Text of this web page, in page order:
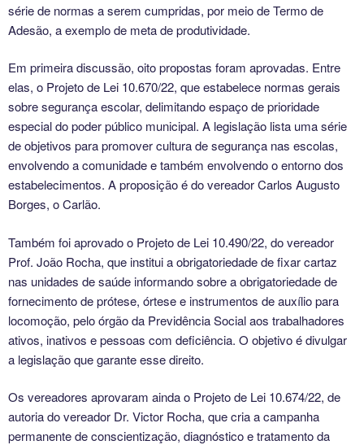
série de normas a serem cumpridas, por meio de Termo de
Adesão, a exemplo de meta de produtividade.
Em primeira discussão, oito propostas foram aprovadas. Entre
elas, o Projeto de Lei 10.670/22, que estabelece normas gerais
sobre segurança escolar, delimitando espaço de prioridade
especial do poder público municipal. A legislação lista uma série
de objetivos para promover cultura de segurança nas escolas,
envolvendo a comunidade e também envolvendo o entorno dos
estabelecimentos. A proposição é do vereador Carlos Augusto
Borges, o Carlão.
Também foi aprovado o Projeto de Lei 10.490/22, do vereador
Prof. João Rocha, que institui a obrigatoriedade de fixar cartaz
nas unidades de saúde informando sobre a obrigatoriedade de
fornecimento de prótese, órtese e instrumentos de auxílio para
locomoção, pelo órgão da Previdência Social aos trabalhadores
ativos, inativos e pessoas com deficiência. O objetivo é divulgar
a legislação que garante esse direito.
Os vereadores aprovaram ainda o Projeto de Lei 10.674/22, de
autoria do vereador Dr. Victor Rocha, que cria a campanha
permanente de conscientização, diagnóstico e tratamento da